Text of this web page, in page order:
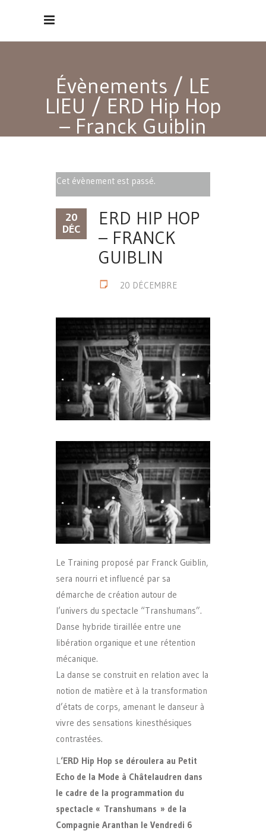
Évènements / LE
LIEU / ERD Hip Hop
– Franck Guiblin
Cet évènement est passé.
20
DÉC
ERD HIP HOP
– FRANCK
GUIBLIN
20 DÉCEMBRE
Le Training proposé par Franck Guiblin,
sera nourri et influencé par sa
démarche de création autour de
l’univers du spectacle “Transhumans”.
Danse hybride tiraillée entre une
libération organique et une rétention
mécanique.
La danse se construit en relation avec la
notion de matière et à la transformation
d’états de corps, amenant le danseur à
vivre des sensations kinesthésiques
contrastées.
L‘ERD Hip Hop se déroulera au Petit
Echo de la Mode à Châtelaudren dans
le cadre de la programmation du
spectacle « Transhumans » de la
Compagnie Aranthan le Vendredi 6